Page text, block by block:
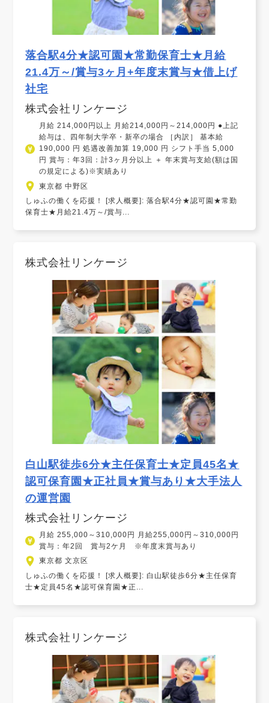
落合駅4分★認可園★常勤保育士★月給
21.4万～/賞与3ヶ月+年度末賞与★借上げ
社宅
株式会社リンケージ
月給 214,000円以上 月給214,000円～214,000円 ●上記
給与は、四年制大学卒・新卒の場合 ［内訳］ 基本給
190,000 円 処遇改善加算 19,000 円 シフト手当 5,000
円 賞与：年3回：計3ヶ月分以上 ＋ 年末賞与支給(額は国
の規定による)※実績あり
東京都 中野区
しゅふの働くを応援！ [求人概要]: 落合駅4分★認可園★常勤
保育士★月給21.4万～/賞与...
株式会社リンケージ
白山駅徒歩6分★主任保育士★定員45名★
認可保育園★正社員★賞与あり★大手法人
の運営園
株式会社リンケージ
月給 255,000～310,000円 月給255,000円～310,000円
賞与：年2回 賞与2ケ月 ※年度末賞与あり
東京都 文京区
しゅふの働くを応援！ [求人概要]: 白山駅徒歩6分★主任保育
士★定員45名★認可保育園★正...
株式会社リンケージ